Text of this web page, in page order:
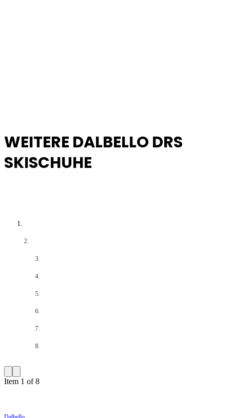
WEITERE DALBELLO DRS
SKISCHUHE
Item 1 of 8